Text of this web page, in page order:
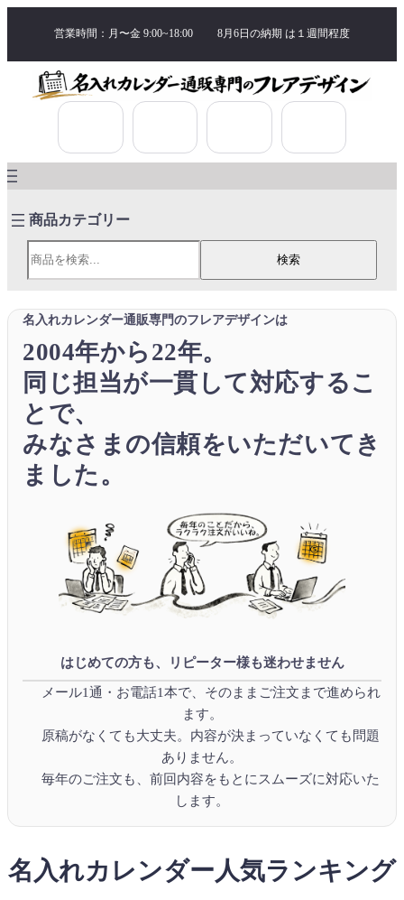
営業時間：月〜金 9:00~18:00 8月6日の納期 は １週間程度
検索
検索
名入れカレンダー通販専門のフレアデザインは
2004年から22年。
同じ担当が一貫して対応するこ
とで、
みなさまの信頼をいただいてき
ました。
はじめての方も、リピーター様も迷わせません
メール1通・お電話1本で、そのままご注文まで進められ
ます。
原稿がなくても大丈夫。内容が決まっていなくても問題
ありません。
毎年のご注文も、前回内容をもとにスムーズに対応いた
します。
名入れカレンダー人気ランキング